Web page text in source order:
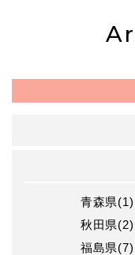
青森県(1)
秋田県(2)
福島県(7)